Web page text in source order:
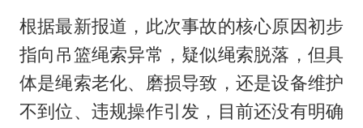
根据最新报道，此次事故的核心原因初步
指向吊篮绳索异常，疑似绳索脱落，但具
体是绳索老化、磨损导致，还是设备维护
不到位、违规操作引发，目前还没有明确